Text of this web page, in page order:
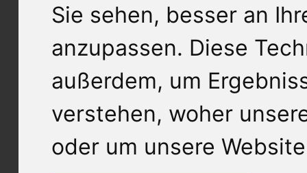
Sie sehen, besser an
anzupassen. Diese
außerdem, um
verstehen, woher
oder um unsere